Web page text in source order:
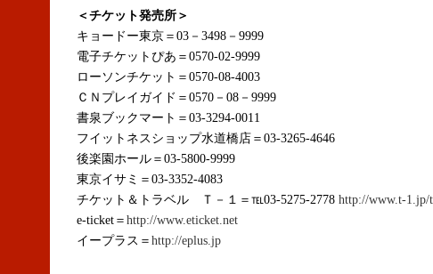
＜チケット発売所＞
キョードー東京＝03－3498－9999
電子チケットぴあ＝0570-02-9999
ローソンチケット＝0570-08-4003
ＣＮプレイガイド＝0570－08－9999
書泉ブックマート＝03-3294-0011
フイットネスショップ水道橋店＝03-3265-4646
後楽園ホール＝03-5800-9999
東京イサミ＝03-3352-4083
チケット＆トラベル Ｔ－１＝℡03-5275-2778 http://www.t-1.jp/
e-ticket＝ http://www.eticket.net
イープラス＝ http://eplus.jp